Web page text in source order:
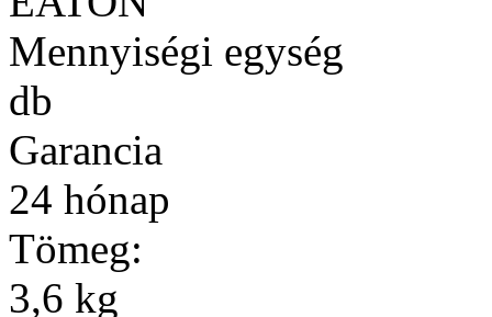
Mennyiségi egység
db
Garancia
24 hónap
Tömeg:
3,6 kg